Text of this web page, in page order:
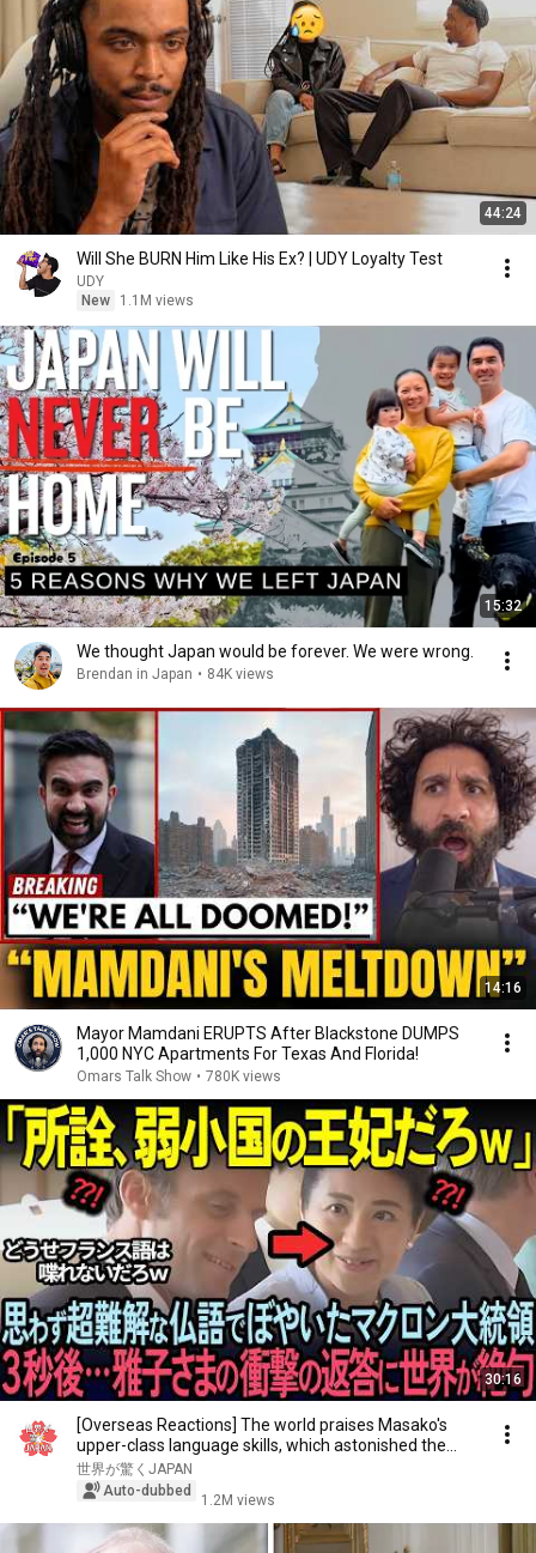
44:24
Will She BURN Him Like His Ex? | UDY Loyalty Test
UDY
New
1.1M views
15:32
We thought Japan would be forever. We were wrong.
Brendan in Japan • 84K views
14:16
Mayor Mamdani ERUPTS After Blackstone DUMPS
1,000 NYC Apartments For Texas And Florida!
Omars Talk Show • 780K views
30:16
[Overseas Reactions] The world praises Masako's
upper-class language skills, which astonished the...
世界が驚くJAPAN
Auto-dubbed
1.2M views